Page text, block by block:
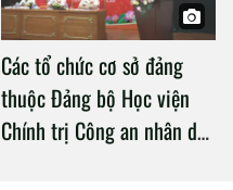
Các tổ chức cơ sở đảng
thuộc Đảng bộ Học viện
Chính trị Công an nhân dân